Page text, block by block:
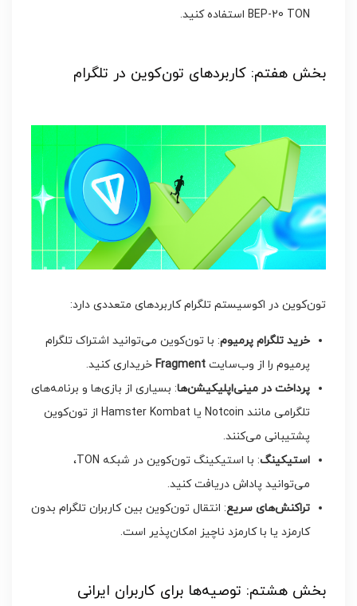
BEP-20 TON استفاده کنید.
بخش هفتم: کاربردهای تون‌کوین در تلگرام
تون‌کوین در اکوسیستم تلگرام کاربردهای متعددی دارد:
خرید تلگرام پرمیوم: با تون‌کوین می‌توانید اشتراک تلگرام
پرمیوم را از وب‌سایت Fragment خریداری کنید.
پرداخت در مینی‌اپلیکیشن‌ها: بسیاری از بازی‌ها و برنامه‌های
تلگرامی مانند Notcoin یا Hamster Kombat از تون‌کوین
پشتیبانی می‌کنند.
استیکینگ
: با استیکینگ تون‌کوین در شبکه TON،
می‌توانید پاداش دریافت کنید.
تراکنش‌های سریع: انتقال تون‌کوین بین کاربران تلگرام بدون
کارمزد یا با کارمزد ناچیز امکان‌پذیر است.
بخش هشتم: توصیه‌ها برای کاربران ایرانی